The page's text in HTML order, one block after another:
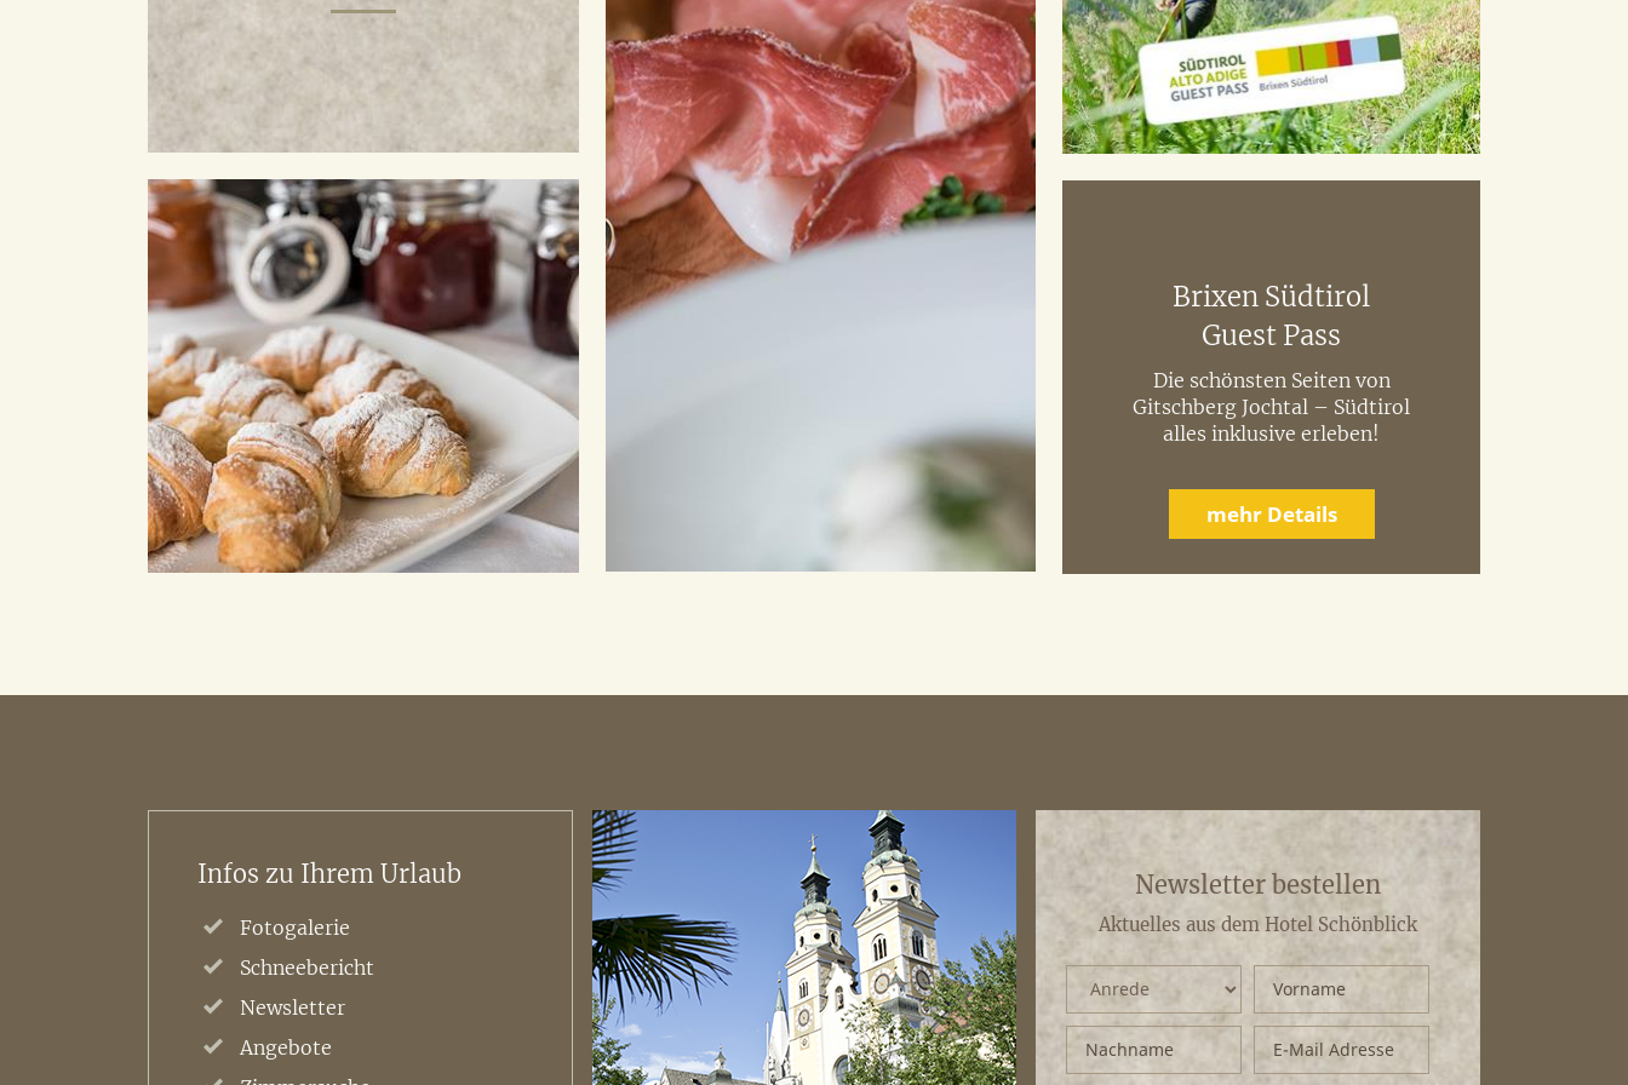
Brixen Südtirol
Guest Pass
Die schönsten Seiten von
Gitschberg Jochtal – Südtirol
alles inklusive erleben!
mehr Details
Infos zu Ihrem Urlaub
Fotogalerie
Schneebericht
Newsletter
Angebote
Newsletter bestellen
Aktuelles aus dem Hotel Schönblick